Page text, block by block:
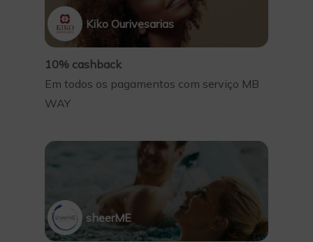
Kiko Ourivesarias
10% cashback
Em todos os pagamentos com serviço MB
WAY
sheerME